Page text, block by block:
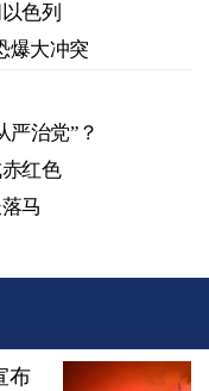
色列
爆大冲突
严治党”？
红色
马
布